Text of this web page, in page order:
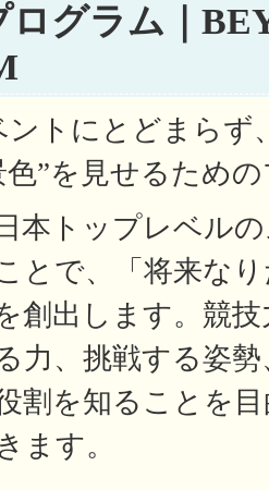
ログラム｜
ントにとどまらず
色”を見せるため
本トップレベル
とで、「将来な
創出します。競
力、挑戦する姿
割を知ることを
ます。